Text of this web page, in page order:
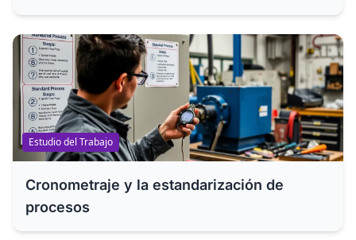
Estudio del Trabajo
Cronometraje y la estandarización de
procesos